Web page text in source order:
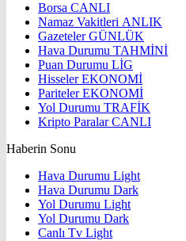
Borsa CANLI
Namaz Vakitleri ANLIK
GazetelerGÜNLÜK
Hava Durumu TAHMİNİ
Puan Durumu LİG
HisselerEKONOMİ
ParitelerEKONOMİ
Yol Durumu TRAFİK
Kripto ParalarCANLI
Haberin Sonu
Hava Durumu Light
Hava Durumu Dark
Yol Durumu Light
Yol Durumu Dark
Canlı Tv Light